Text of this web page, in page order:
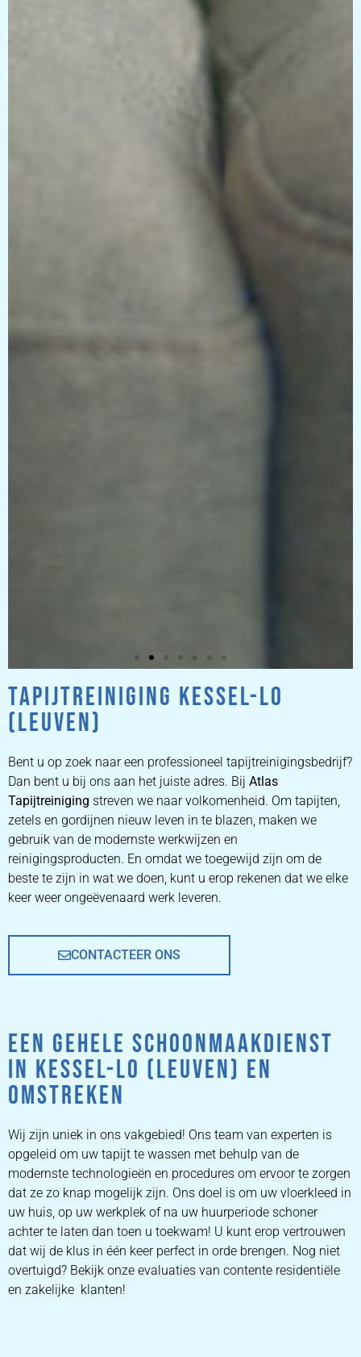
ZETEL
REINIGEN
ZETEL REINIGEN DOOR
PROFESSIONALS
PRIJZEN
TAPIJTREINIGING KESSEL-LO
(LEUVEN)
Bent u op zoek naar een professioneel tapijtreinigingsbedrijf?
Dan bent u bij ons aan het juiste adres. Bij Atlas
Tapijtreiniging streven we naar volkomenheid. Om tapijten,
zetels en gordijnen nieuw leven in te blazen, maken we
gebruik van de modernste werkwijzen en
reinigingsproducten. En omdat we toegewijd zijn om de
beste te zijn in wat we doen, kunt u erop rekenen dat we elke
keer weer ongeëvenaard werk leveren.
CONTACTEER ONS
EEN GEHELE SCHOONMAAKDIENST
IN KESSEL-LO (LEUVEN) EN
OMSTREKEN
Wij zijn uniek in ons vakgebied! Ons team van experten is
opgeleid om uw tapijt te wassen met behulp van de
modernste technologieën en procedures om ervoor te zorgen
dat ze zo knap mogelijk zijn. Ons doel is om uw vloerkleed in
uw huis, op uw werkplek of na uw huurperiode schoner
achter te laten dan toen u toekwam! U kunt erop vertrouwen
dat wij de klus in één keer perfect in orde brengen. Nog niet
overtuigd? Bekijk onze evaluaties van contente residentiële
en zakelijke klanten!